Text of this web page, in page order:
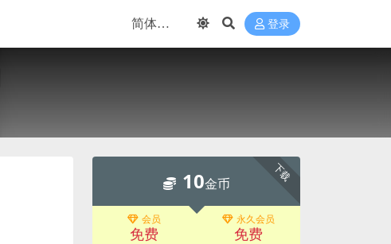
登录
下载
10金币
会员
免费
永久会员
免费